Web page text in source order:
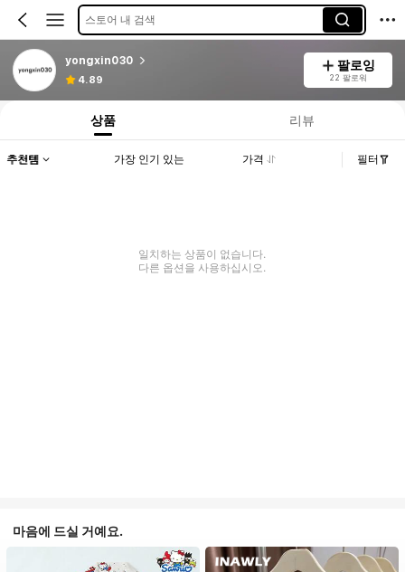
스토어 내 검색
yongxin030
4.89
팔로잉
22 팔로워
상품 리뷰
추천템 가장 인기 있는 가격 필터
일치하는 상품이 없습니다.
다른 옵션을 사용하십시오.
마음에 드실 거예요.